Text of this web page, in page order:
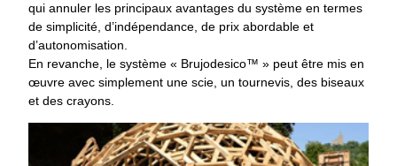
qui annuler les principaux avantages du système en termes
de simplicité, d’indépendance, de prix abordable et
d’autonomisation.
En revanche, le système « Brujodesico™ » peut être mis en
œuvre avec simplement une scie, un tournevis, des biseaux
et des crayons.